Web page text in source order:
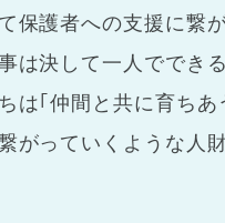
保護者への支援に繋
は決して一人ででき
は｢仲間と共に育ち
がっていくような人